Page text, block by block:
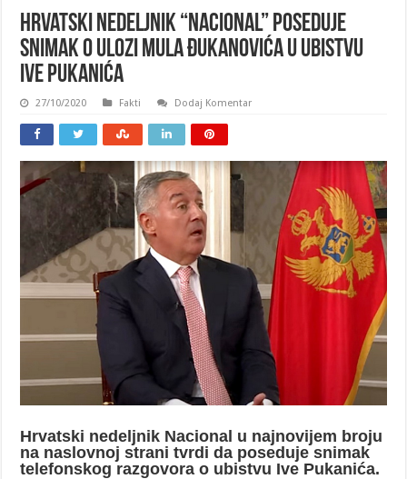
Hrvatski nedeljnik “Nacional” poseduje
snimak o ulozi Mula Đukanovića u ubistvu
Ive Pukanića
27/10/2020 Fakti Dodaj Komentar
Hrvatski nedeljnik Nacional u najnovijem broju
na naslovnoj strani tvrdi da poseduje snimak
telefonskog razgovora o ubistvu Ive Pukanića.